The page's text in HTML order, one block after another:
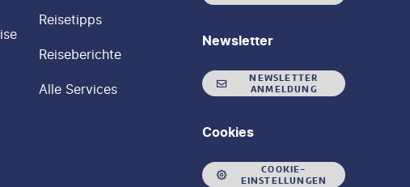
Reisetipps
Reiseberichte
Alle Services
Newsletter
NEWSLETTER
ANMELDUNG
Cookies
COOKIE-
EINSTELLUNGEN